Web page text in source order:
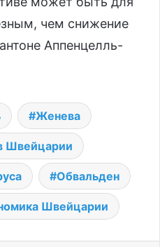
чем снижение
Аппенцелль-
Женева
Швейцарии
Обвальден
Швейцарии